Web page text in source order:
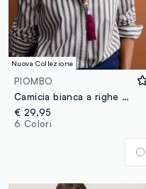
Nuova Collezione
PIOMBO
Camicia bianca a righe verdi in popeline regular fit
€ 29,95
6 Colori